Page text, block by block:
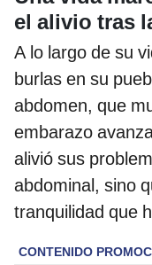
el alivio tras
A lo largo de su
burlas en su
abdomen, que
embarazo
alivió sus
abdominal, sino
tranquilidad que